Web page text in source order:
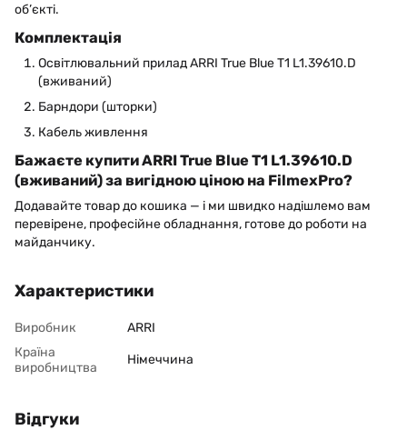
об’єкті.
Комплектація
Освітлювальний прилад ARRI True Blue T1 L1.39610.D
(вживаний)
Барндори (шторки)
Кабель живлення
Бажаєте купити ARRI True Blue T1 L1.39610.D
(вживаний) за вигідною ціною на FilmexPro?
Додавайте товар до кошика — і ми швидко надішлемо вам
перевірене, професійне обладнання, готове до роботи на
майданчику.
Характеристики
Виробник
ARRI
Країна
виробництва
Німеччина
Відгуки